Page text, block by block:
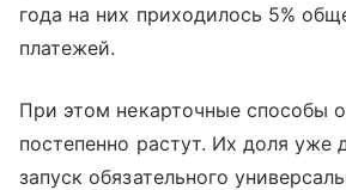
года на них приходилось 5%
платежей.
При этом некарточные способы
постепенно растут. Их доля уже
запуск обязательного